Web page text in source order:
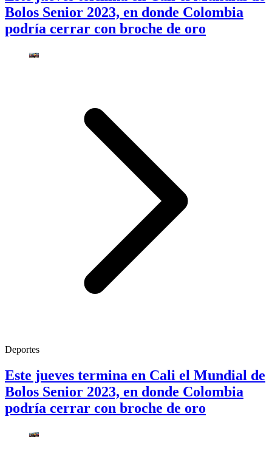
Bolos Senior 2023, en donde Colombia
podría cerrar con broche de oro
Deportes
Este jueves termina en Cali el Mundial de
Bolos Senior 2023, en donde Colombia
podría cerrar con broche de oro